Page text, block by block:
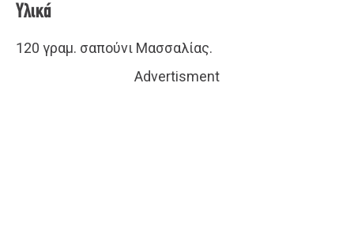
Υλικά
120 γραμ. σαπούνι Mασσαλίας.
Advertisment